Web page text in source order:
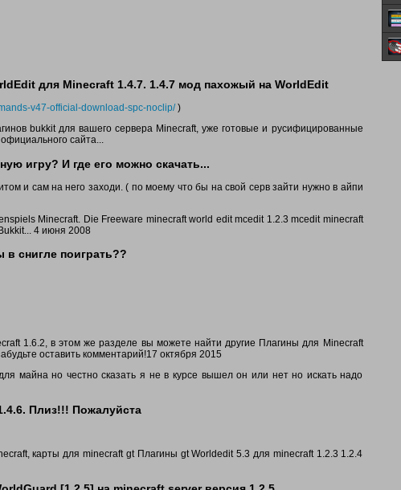
для Minecraft 1.4.7. 1.4.7 мод пахожый на WorldEdit
v47-official-download-spc-noclip/)
bukkit для вашего сервера Minecraft, уже готовые и русифицированные
сайта...
игру? И где его можно скачать...
и сам на него заходи. ( по моему что бы на свой серв зайти нужно в айпи
Minecraft. Die Freeware minecraft world edit mcedit 1.2.3 mcedit minecraft
4 июня 2008
в снигле поиграть??
1.6.2, в этом же разделе вы можете найти другие Плагины для Minecraft
оставить комментарий!17 октября 2015
майна но честно сказать я не в курсе вышел он или нет но искать надо
Плиз!!! Пожалуйста
карты для minecraft gt Плагины gt Worldedit 5.3 для minecraft 1.2.3 1.2.4